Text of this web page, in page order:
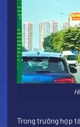
Trong trường hợp